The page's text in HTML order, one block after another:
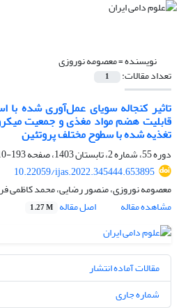
نویسنده =معصومه نوروزی
تعداد مقالات: 1
تاثیر کنجاله سویای عمل‌آوری شده با
قابلیت هضم مواد مغذی و جمعیت
تغذیه شده با سطوح مختلف پروتئین
دوره 55، شماره 2، تابستان 1403، صفحه
193-210
10.22059/ijas.2022.345444.653895
معصومه نوروزی، منصور رضایی، محمد کاظمی
مشاهده مقاله
اصل مقاله 1.27 M
مقالات آماده انتشار
شماره جاری